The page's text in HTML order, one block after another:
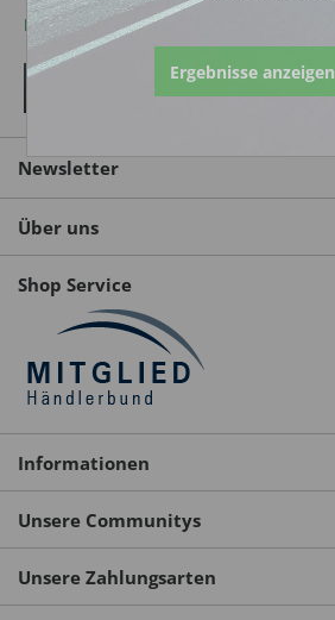
Passwort vergessen?
Newsletter
Über uns
Shop Service
Informationen
Unsere Communitys
Unsere Zahlungsarten
Ergebnisse anzeigen